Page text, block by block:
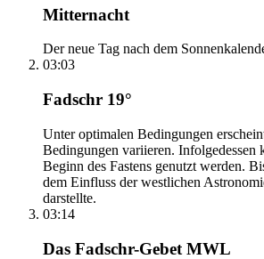
Mitternacht
Der neue Tag nach dem
03:03
Fadschr 19°
Unter optimalen Bedingungen
Bedingungen variieren. Infolgedessen
Beginn des Fastens genutzt werden.
dem Einfluss der westlichen
darstellte.
03:14
Das Fadschr-Gebet MWL